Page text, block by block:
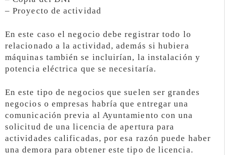
– Proyecto de actividad
En este caso el negocio debe registrar todo lo
relacionado a la actividad, además si hubiera
máquinas también se incluirían, la instalación y
potencia eléctrica que se necesitaría.
En este tipo de negocios que suelen ser grandes
negocios o empresas habría que entregar una
comunicación previa al Ayuntamiento con una
solicitud de una licencia de apertura para
actividades calificadas, por esa razón puede haber
una demora para obtener este tipo de licencia.